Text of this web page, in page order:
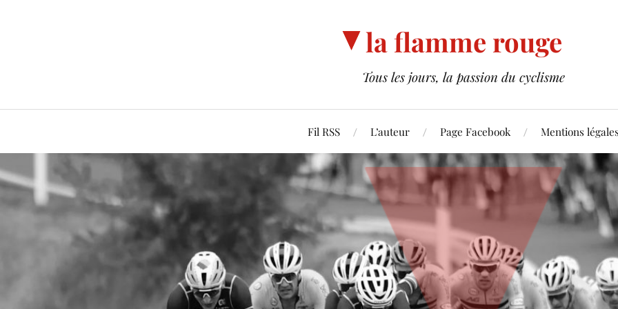
la flamme rouge
Tous les jours, la passion du cyclisme
Fil RSS L’auteur Page Facebook Mentions